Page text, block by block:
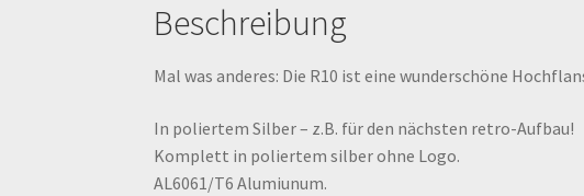
Beschreibung
Mal was anderes: Die R10 ist eine wunderschöne
In poliertem Silber – z.B. für den nächsten retro-Aufbau!
Komplett in poliertem silber ohne Logo.
AL6061/T6 Alumiunum.